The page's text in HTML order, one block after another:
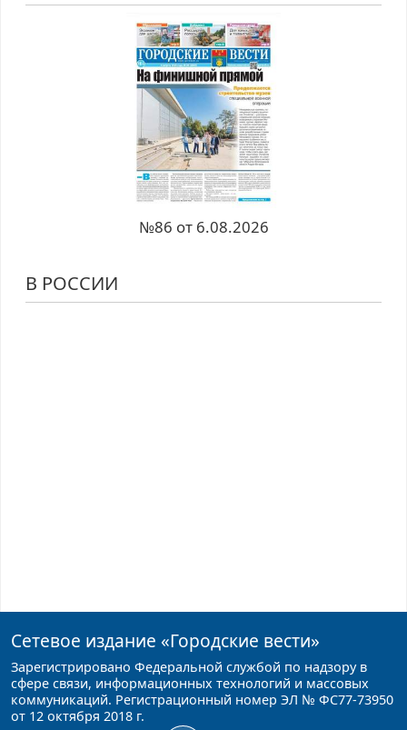
№86 от 6.08.2026
В РОССИИ
Сетевое издание «Городские вести»
Зарегистрировано Федеральной службой по надзору в
сфере связи, информационных технологий и массовых
коммуникаций. Регистрационный номер ЭЛ № ФС77-73950
от 12 октября 2018 г.